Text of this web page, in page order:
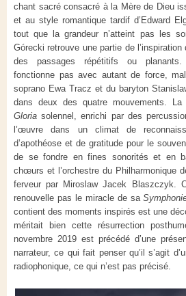
chant sacré consacré à la Mère de Dieu
et au style romantique tardif d’Edward
tout que la grandeur n’atteint pas les
Górecki retrouve une partie de
des passages répétitifs ou planants.
fonctionne pas avec autant de force,
soprano Ewa Tracz et du baryton
dans deux des quatre mouvements. La
Gloria solennel, enrichi par des
l’œuvre dans un climat de
d’apothéose et de gratitude pour le
de se fondre en fines sonorités et en
chœurs et l’orchestre du Philharmonique
ferveur par Miroslaw Jacek Blaszczyk.
renouvelle pas le miracle de sa
contient des moments inspirés est une
méritait bien cette résurrection
novembre 2019 est précédé d’une
narrateur, ce qui fait penser qu’il s’agit
radiophonique, ce qui n’est pas précisé.